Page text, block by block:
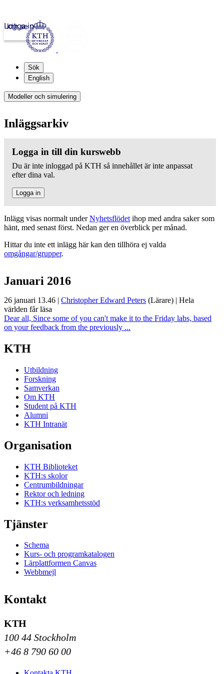
kth.se
Logga in
Sök
English
Modeller och simulering
Inläggsarkiv
Logga in till din kurswebb
Du är inte inloggad på KTH så innehållet är inte anpassat
efter dina val.
Logga in
Inlägg visas normalt underNyhetsflödet ihop med andra saker som
hänt, med senast först. Nedan ger en överblick per månad.
Hittar du inte ett inlägg här kan den tillhöra ej valda
omgångar/grupper.
Januari 2016
26 januari 13.46 | Christopher Edward Peters (Lärare) | Hela
världen får läsa
Dear all, Since some of you can't make it to the Friday labs, based
on your feedback from the previously ...
KTH
Utbildning
Forskning
Samverkan
Om KTH
Student på KTH
Alumni
KTH Intranät
Organisation
KTH Biblioteket
KTH:s skolor
Centrumbildningar
Rektor och ledning
KTH:s verksamhetsstöd
Tjänster
Schema
Kurs- och programkatalogen
Lärplattformen Canvas
Webbmejl
Kontakt
KTH
100 44 Stockholm
+46 8 790 60 00